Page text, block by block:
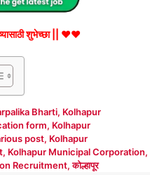
शुभेच्छा || ♥♥
Bharti, Kolhapur
form, Kolhapur
post, Kolhapur
, Kolhapur Municipal Corporation,
Recruitment,कोल्हापूर